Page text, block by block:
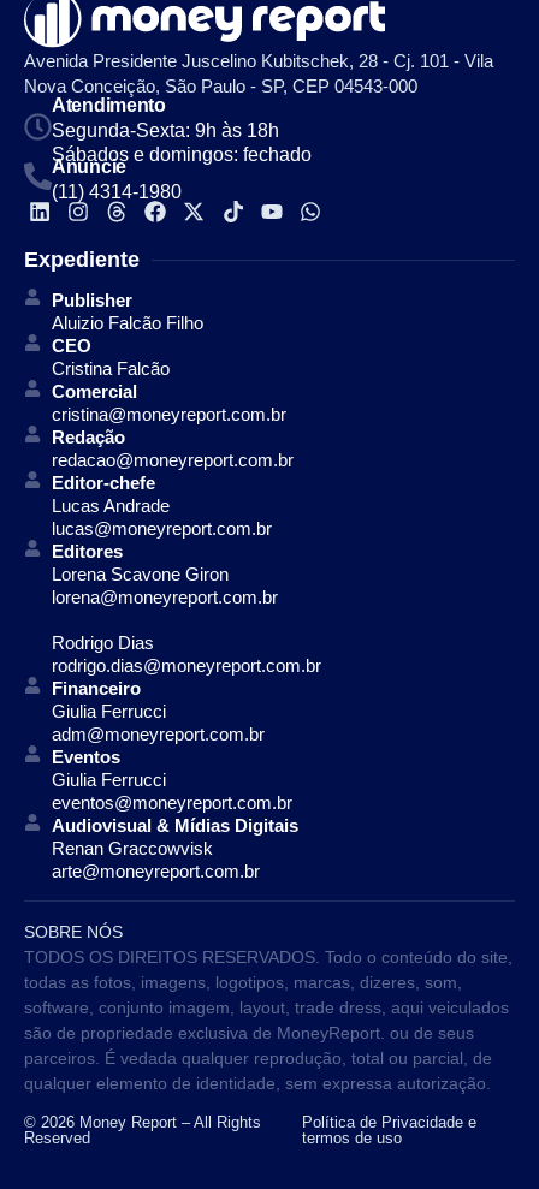
Avenida Presidente Juscelino Kubitschek, 28 - Cj. 101 - Vila
Nova Conceição, São Paulo - SP, CEP 04543-000
Atendimento
Segunda-Sexta: 9h às 18h
Sábados e domingos: fechado
Anuncie
(11) 4314-1980
Expediente
Publisher
Aluizio Falcão Filho
CEO
Cristina Falcão
Comercial
cristina@moneyreport.com.br
Redação
redacao@moneyreport.com.br
Editor-chefe
Lucas Andrade
lucas@moneyreport.com.br
Editores
Lorena Scavone Giron
lorena@moneyreport.com.br
Rodrigo Dias
rodrigo.dias@moneyreport.com.br
Financeiro
Giulia Ferrucci
adm@moneyreport.com.br
Eventos
Giulia Ferrucci
eventos@moneyreport.com.br
Audiovisual & Mídias Digitais
Renan Graccowvisk
arte@moneyreport.com.br
SOBRE NÓS
TODOS OS DIREITOS RESERVADOS. Todo o conteúdo do site,
todas as fotos, imagens, logotipos, marcas, dizeres, som,
software, conjunto imagem, layout, trade dress, aqui veiculados
são de propriedade exclusiva de MoneyReport. ou de seus
parceiros. É vedada qualquer reprodução, total ou parcial, de
qualquer elemento de identidade, sem expressa autorização.
© 2026 Money Report – All Rights
Reserved
Política de Privacidade e
termos de uso